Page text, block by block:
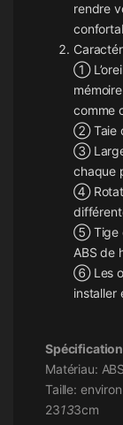
rendre
①
comme
② Taie
③
chaque
④
⑤ Tige
ABS de
⑥ Les
installer
Matériau:
Taille:
23133cm